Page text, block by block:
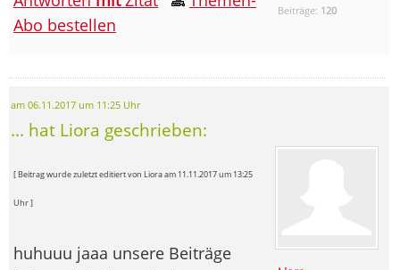
Beiträge: 120
Abo bestellen
am 06.11.2017 um 11:25 Uhr
... hat Liora geschrieben:
[ Beitrag wurde zuletzt editiert von Liora am 11.11.2017 um 13:25
Uhr ]
huhuuu jaaa unsere Beiträge